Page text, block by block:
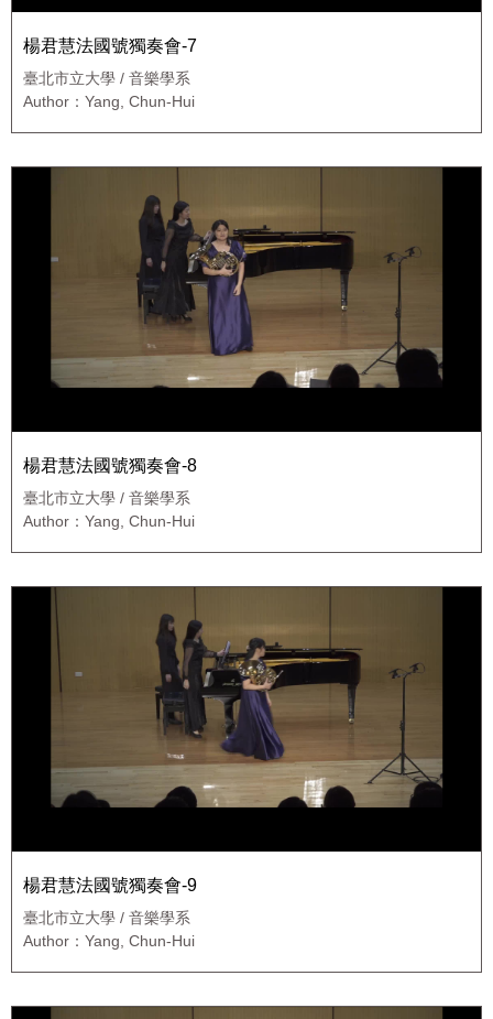
楊君慧法國號獨奏會-7
臺北市立大學 / 音樂學系
Author：Yang, Chun-Hui
楊君慧法國號獨奏會-8
臺北市立大學 / 音樂學系
Author：Yang, Chun-Hui
楊君慧法國號獨奏會-9
臺北市立大學 / 音樂學系
Author：Yang, Chun-Hui